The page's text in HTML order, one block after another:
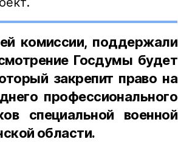
комиссии, поддержали
Госдумы будет
закрепит право на
профессионального
специальной военной
области.